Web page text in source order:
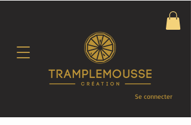
Se connecter